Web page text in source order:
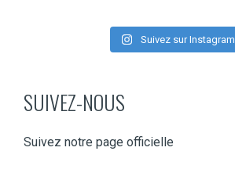
Suivez sur Instagram
SUIVEZ-NOUS
Suivez notre page officielle